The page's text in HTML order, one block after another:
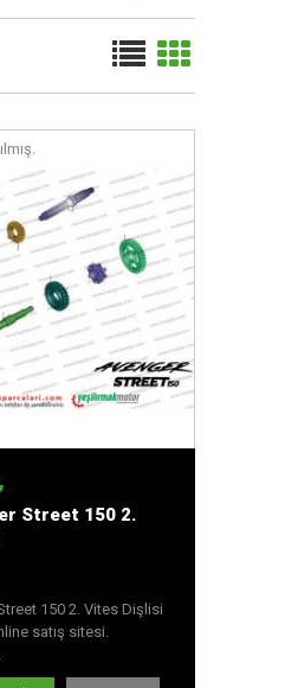
Street 150 2.
150 2. Vites Dişlisi
satış sitesi.